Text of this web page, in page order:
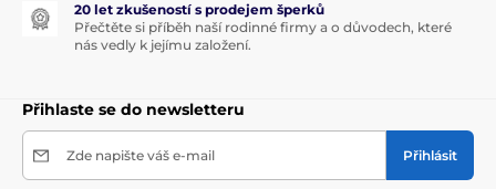
20 let zkušeností s prodejem šperků
Přečtěte si příběh naší rodinné firmy a o důvodech, které
nás vedly k jejímu založení.
Přihlaste se do newsletteru
Zde napište váš e-mail Přihlásit